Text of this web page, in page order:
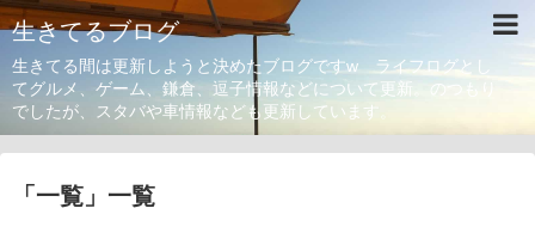
生きてるブログ
生きてる間は更新しようと決めたブログですw ライフログとし
てグルメ、ゲーム、鎌倉、逗子情報などについて更新。のつもり
でしたが、スタバや車情報なども更新しています。
「 一覧 」 一覧